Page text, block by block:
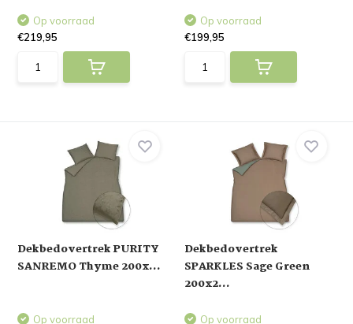
Op voorraad
€219,95
Op voorraad
€199,95
Dekbedovertrek PURITY
SANREMO Thyme 200x...
Op voorraad
Dekbedovertrek
SPARKLES Sage Green
200x2...
Op voorraad